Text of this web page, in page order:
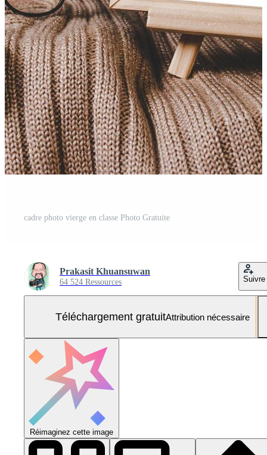
cadre photo vierge en classe Photo Gratuite
Prakasit Khuansuwan
64 524 Ressources Suivre
Téléchargement gratuitAttribution nécessaire
Réimaginez cette image